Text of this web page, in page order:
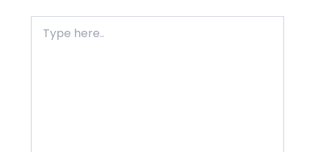
here..